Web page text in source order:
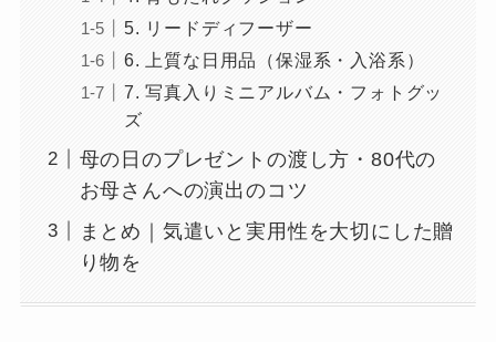
5. リードディフーザー
6. 上質な日用品（保湿系・入浴系）
7. 写真入りミニアルバム・フォトグッ
ズ
母の日のプレゼントの渡し方・80代の
お母さんへの演出のコツ
まとめ｜気遣いと実用性を大切にした贈
り物を